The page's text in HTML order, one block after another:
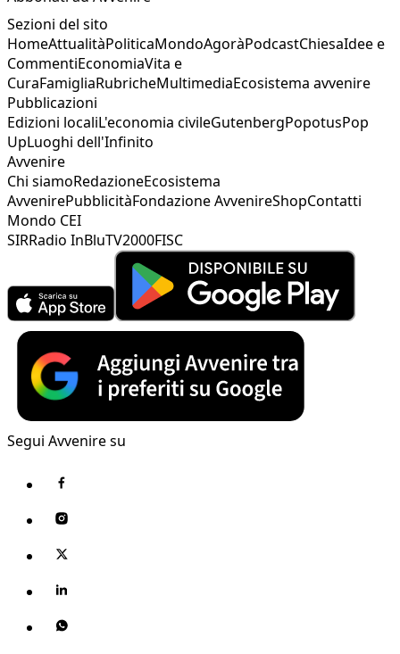
Sezioni del sito
HomeAttualitàPoliticaMondoAgoràPodcastChiesaIdee e
CommentiEconomiaVita e
CuraFamigliaRubricheMultimediaEcosistema avvenire
Pubblicazioni
Edizioni localiL'economia civileGutenbergPopotusPop
UpLuoghi dell'Infinito
Avvenire
Chi siamoRedazioneEcosistema
AvvenirePubblicitàFondazione AvvenireShopContatti
Mondo CEI
SIRRadio InBluTV2000FISC
Segui Avvenire su